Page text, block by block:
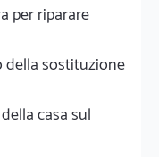
per riparare
sostituzione
casa sul